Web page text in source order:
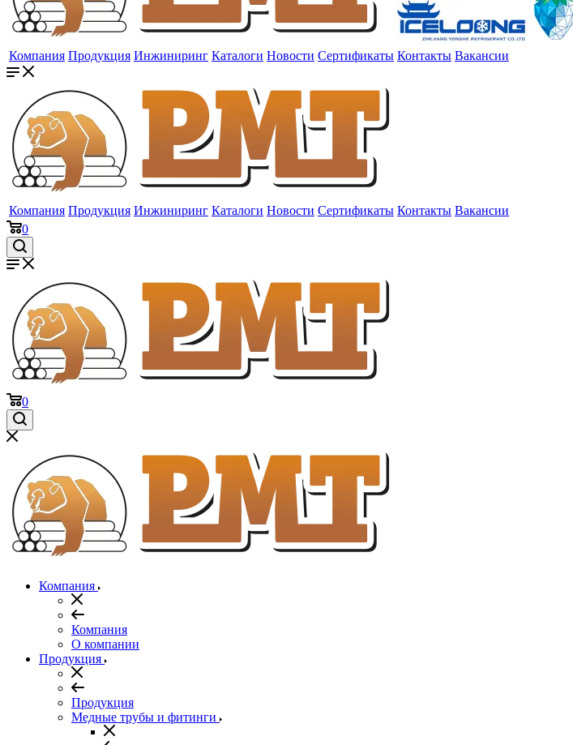
Компания Продукция Инжиниринг Каталоги Новости Сертификаты Контакты Вакансии
Компания Продукция Инжиниринг Каталоги Новости Сертификаты Контакты Вакансии
0
0
Компания
Компания
О компании
Продукция
Продукция
Медные трубы и фитинги